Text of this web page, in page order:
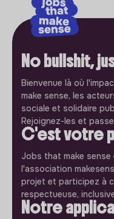
No bullshit,
Bienvenue là où
make sense, les
sociale et solidaire
Rejoignez-les et
C'est votre
Jobs that make
l'association
projet et participez à
respectueuse,
Notre